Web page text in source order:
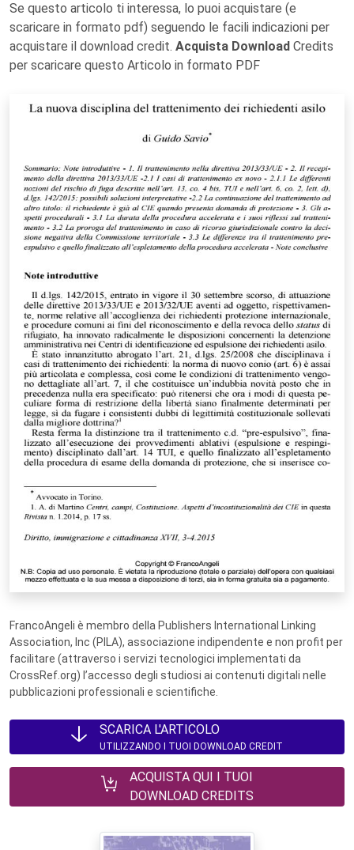
Se questo articolo ti interessa, lo puoi acquistare (e
scaricare in formato pdf) seguendo le facili indicazioni per
acquistare il download credit. Acquista Download Credits
per scaricare questo Articolo in formato PDF
FrancoAngeli è membro della Publishers International Linking
Association, Inc (PILA), associazione indipendente e non profit per
facilitare (attraverso i servizi tecnologici implementati da
CrossRef.org) l’accesso degli studiosi ai contenuti digitali nelle
pubblicazioni professionali e scientifiche.
SCARICA L'ARTICOLO
UTILIZZANDO I TUOI DOWNLOAD CREDIT
ACQUISTA QUI I TUOI
DOWNLOAD CREDITS